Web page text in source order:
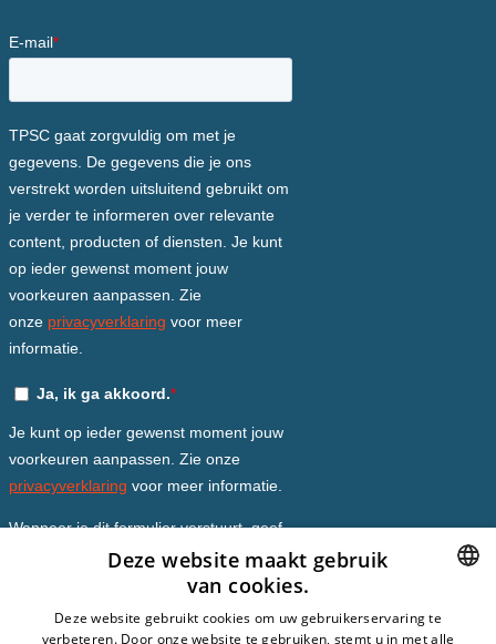
DUTCH
Deze website maakt gebruik
van cookies.
Deze website gebruikt cookies om uw gebruikerservaring te
verbeteren. Door onze website te gebruiken, stemt u in met alle